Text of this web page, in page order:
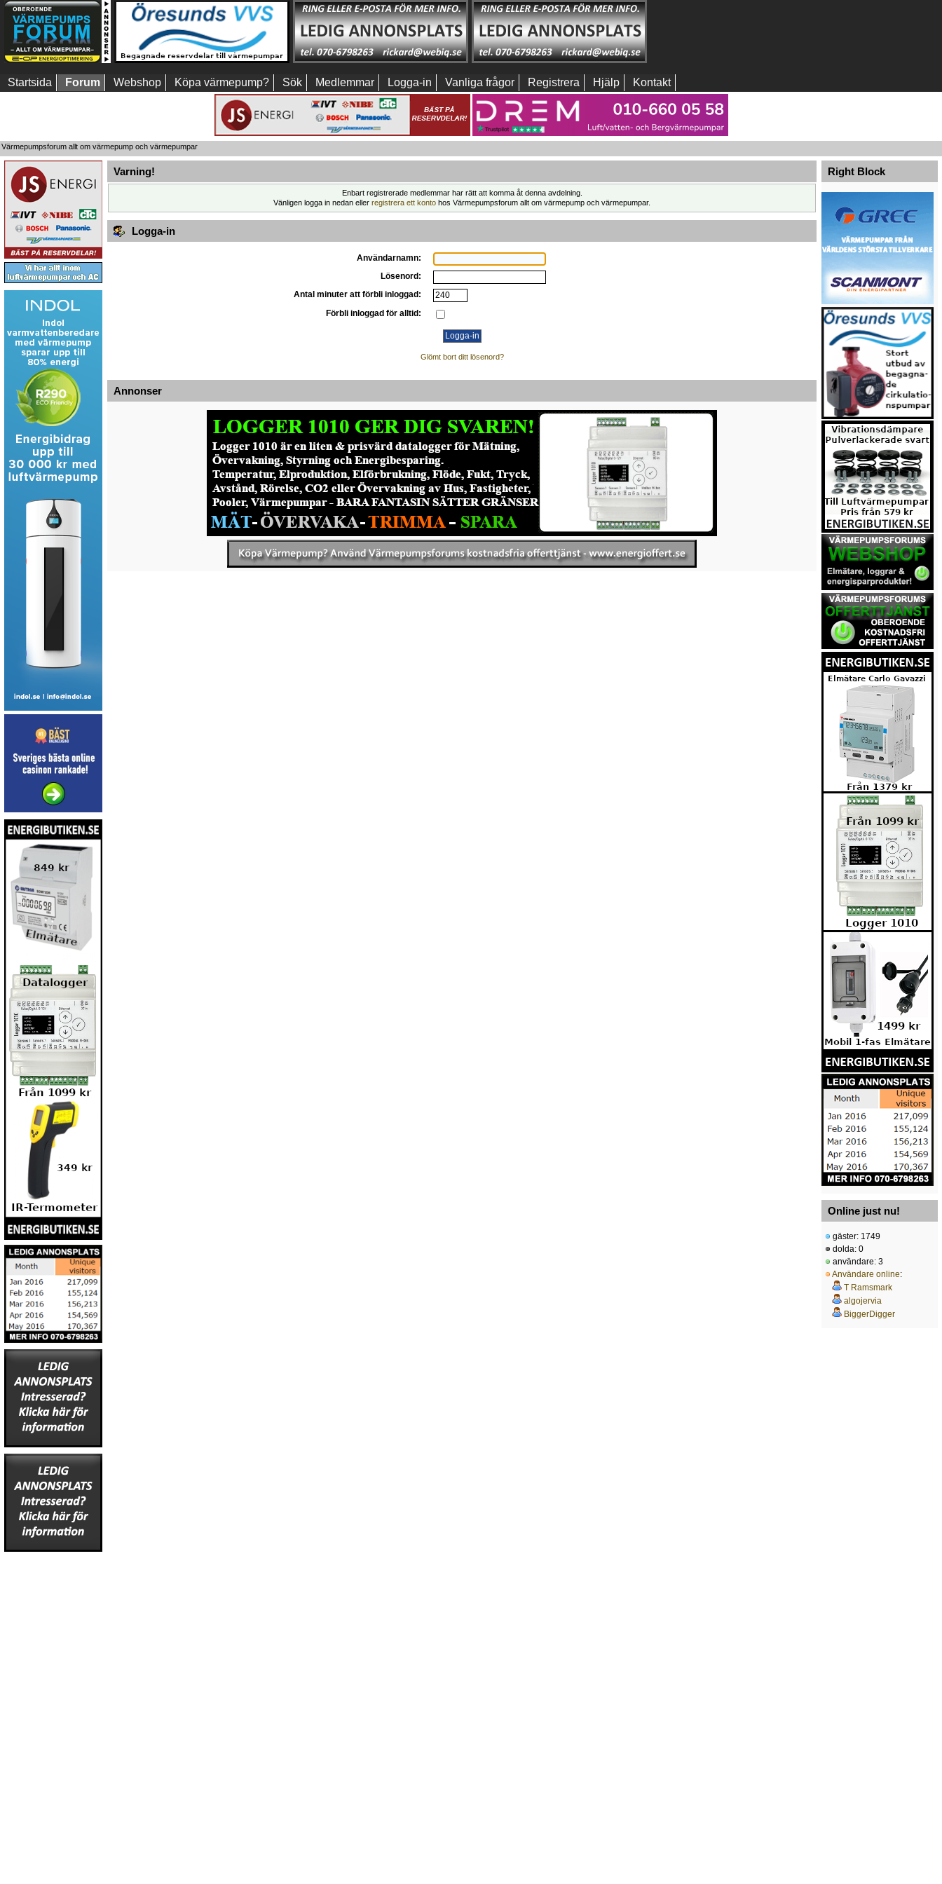
Startsida Forum Webshop Köpa värmepump? Sök Medlemmar Logga-in Vanliga frågor Registrera Hjälp Kontakt
Värmepumpsforum allt om värmepump och värmepumpar
Varning!
Enbart registrerade medlemmar har rätt att komma åt denna avdelning.
Vänligen logga in nedan eller registrera ett konto hos Värmepumpsforum allt om värmepump och värmepumpar.
Logga-in
Användarnamn:
Lösenord:
Antal minuter att förbli inloggad:
Förbli inloggad för alltid:
Glömt bort ditt lösenord?
Annonser
Right Block
Online just nu!
gäster: 1749
dolda: 0
användare: 3
Användare online:
T Ramsmark
algojervia
BiggerDigger